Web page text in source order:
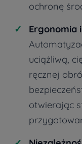
ochronę
Ergonomia
uciążliwą,
ręcznej
otwierając